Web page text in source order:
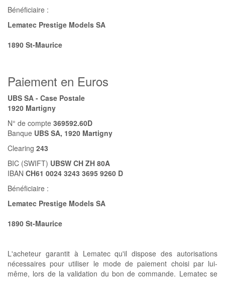
Bénéficiaire :
Lematec Prestige Models SA
1890 St-Maurice
Paiement en Euros
UBS SA - Case Postale
1920 Martigny
N° de compte 369592.60D
Banque UBS SA, 1920 Martigny
Clearing 243
BIC (SWIFT) UBSW CH ZH 80A
IBAN CH61 0024 3243 3695 9260 D
Bénéficiaire :
Lematec Prestige Models SA
1890 St-Maurice
L'acheteur garantit à Lematec qu'il dispose des autorisations
nécessaires pour utiliser le mode de paiement choisi par lui-
même, lors de la validation du bon de commande. Lematec se